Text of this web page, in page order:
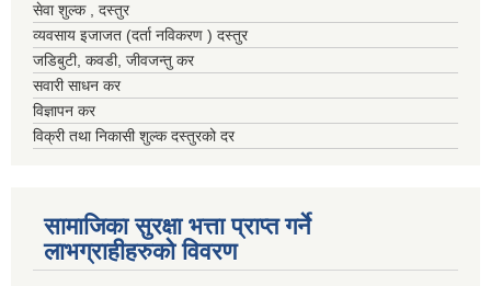
सेवा शुल्क , दस्तुर
व्यवसाय इजाजत (दर्ता नविकरण ) दस्तुर
जडिबुटी, कवडी, जीवजन्तु कर
सवारी साधन कर
विज्ञापन कर
विक्री तथा निकासी शुल्क दस्तुरको दर
सामाजिका सुरक्षा भत्ता प्राप्त गर्ने
लाभग्राहीहरुको विवरण